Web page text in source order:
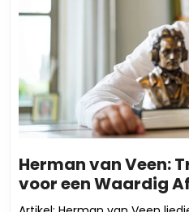
Herman van Veen:
voor een Waardig